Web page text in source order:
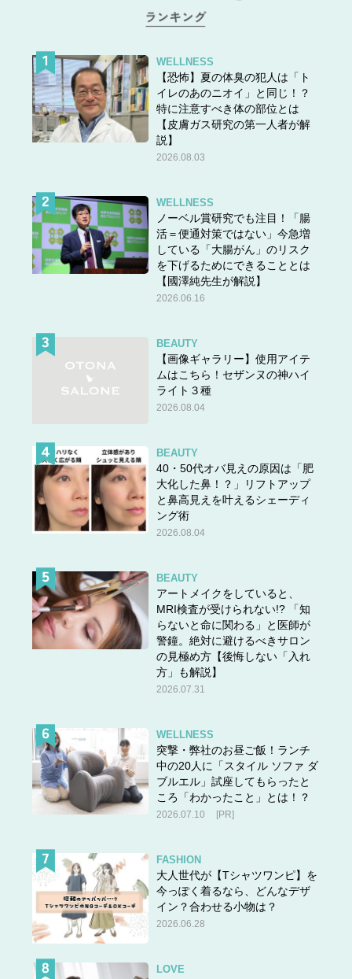
WELLNESS
【恐怖】夏の体臭の犯人は「ト
イレのあのニオイ」と同じ！？
特に注意すべき体の部位とは
【皮膚ガス研究の第一人者が解
説】
2026.08.03
WELLNESS
ノーベル賞研究でも注目！「腸
活＝便通対策ではない」今急増
している「大腸がん」のリスク
を下げるためにできることとは
【國澤純先生が解説】
2026.06.16
BEAUTY
【画像ギャラリー】使用アイテ
ムはこちら！セザンヌの神ハイ
ライト３種
2026.08.04
BEAUTY
40・50代オバ見えの原因は「肥
大化した鼻！？」リフトアップ
と鼻高見えを叶えるシェーディ
ング術
2026.08.04
BEAUTY
アートメイクをしていると、
MRI検査が受けられない!? 「知
らないと命に関わる」と医師が
警鐘。絶対に避けるべきサロン
の見極め方【後悔しない「入れ
方」も解説】
2026.07.31
WELLNESS
突撃・弊社のお昼ご飯！ランチ
中の20人に「スタイル ソファ ダ
ブルエル」試座してもらったと
ころ「わかったこと」とは！？
2026.07.10 [PR]
FASHION
大人世代が【Tシャツワンピ】を
今っぽく着るなら、どんなデザ
イン？合わせる小物は？
2026.06.28
LOVE